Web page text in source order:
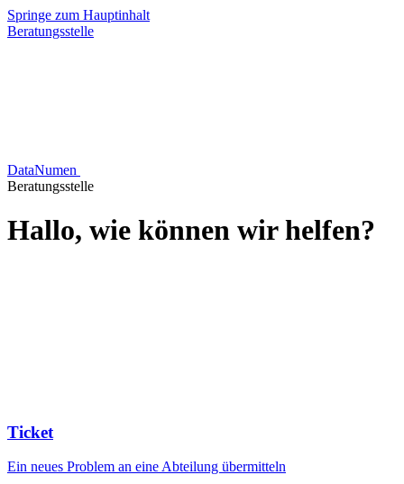
Springe zum Hauptinhalt
Beratungsstelle
DataNumen
Beratungsstelle
Hallo, wie können wir helfen?
Ticket
Ein neues Problem an eine Abteilung übermitteln